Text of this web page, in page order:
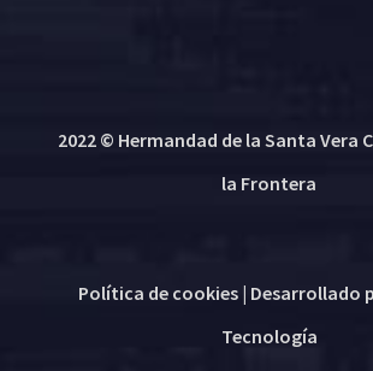
2022 © Hermandad de la Santa Vera
la Frontera
Política de cookies| Desarrollado
Tecnología